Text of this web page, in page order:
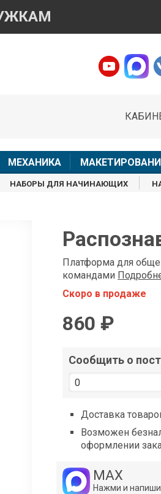
МЕХАНИКА
НАБОРЫ ДЛЯ НАЧИНАЮЩИХ
Платформа для
командами
Скоро в продаже
860 ₽
Сообщить о
Доставка
Возможен
оформлении
MAX
Нажми и
×
Менеджер
8 (499) 500-14-56